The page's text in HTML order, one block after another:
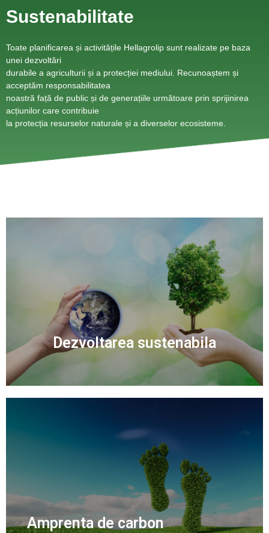
Sustenabilitate
Toate planificarea și activitățile Hellagrolip sunt realizate pe baza
unei dezvoltări
durabile a agriculturii și a protecției mediului. Recunoaștem și
acceptăm responsabilitatea
noastră față de public și de generațiile următoare prin sprijinirea
acțiunilor care contribuie
la protecția resurselor naturale și a diverselor ecosisteme.
Dezvoltarea sustenabila
Amprenta de carbon